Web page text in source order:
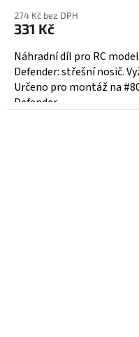
274 Kč bez DPH
331 Kč
Náhradní díl pro RC
Defender: střešní nosič.
Určeno pro montáž na
Defender.